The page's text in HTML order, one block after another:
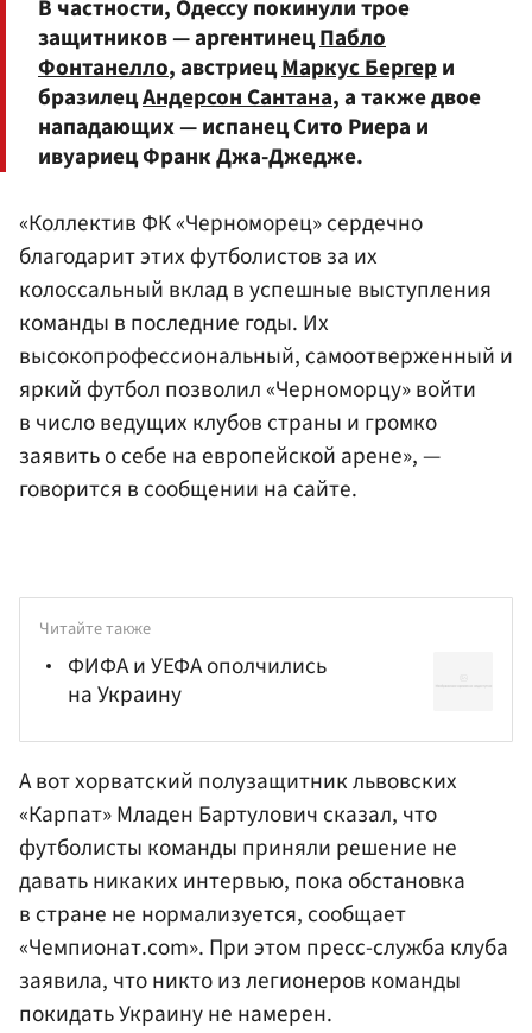
В частности, Одессу покинули трое
защитников — аргентинецПабло
Фонтанелло, австриецМаркус Бергери
бразилецАндерсон Сантана, а также двое
нападающих — испанец Сито Риера и
ивуариец Франк Джа-Джедже.
«Коллектив ФК «Черноморец» сердечно
благодарит этих футболистов за их
колоссальный вклад в успешные выступления
команды в последние годы. Их
высокопрофессиональный, самоотверженный и
яркий футбол позволил «Черноморцу» войти
в число ведущих клубов страны и громко
заявить о себе на европейской арене», —
говорится в сообщении на сайте.
Читайте также
ФИФА и УЕФА ополчились
на Украину
А вот хорватский полузащитник львовских
«Карпат»Младен Бартулович сказал, что
футболисты команды приняли решение не
давать никаких интервью, пока обстановка
в стране не нормализуется, сообщает
«Чемпионат.com». При этом пресс-служба клуба
заявила, что никто из легионеров команды
покидать Украину не намерен.